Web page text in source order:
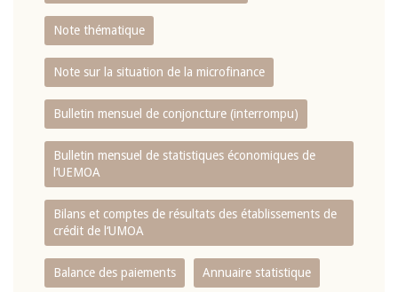
Note thématique
Note sur la situation de la microfinance
Bulletin mensuel de conjoncture (interrompu)
Bulletin mensuel de statistiques économiques de
l‘UEMOA
Bilans et comptes de résultats des établissements de
crédit de l‘UMOA
Balance des paiements Annuaire statistique